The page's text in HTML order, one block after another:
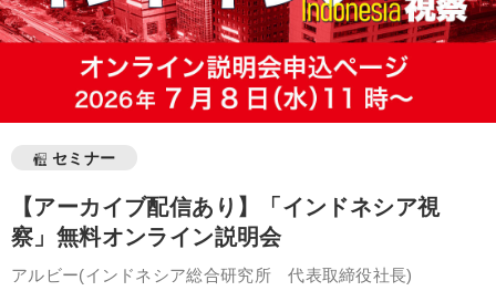
セミナー
【アーカイブ配信あり】「インドネシア視
察」無料オンライン説明会
アルビー(インドネシア総合研究所 代表取締役社長)